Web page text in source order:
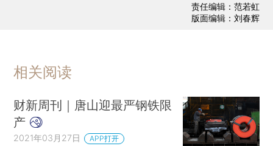
责任编辑：范若虹
版面编辑：刘春辉
相关阅读
财新周刊｜唐山迎最严钢铁限
产
2021年03月27日 APP打开